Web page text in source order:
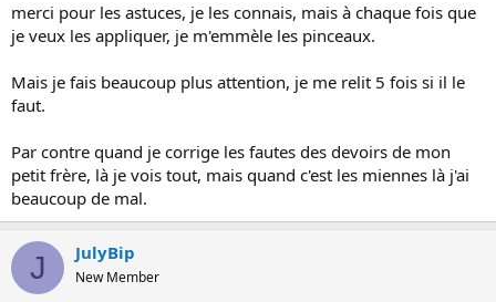
merci pour les astuces, je les connais, mais à chaque fois que
je veux les appliquer, je m'emmèle les pinceaux.
Mais je fais beaucoup plus attention, je me relit 5 fois si il le
faut.
Par contre quand je corrige les fautes des devoirs de mon
petit frère, là je vois tout, mais quand c'est les miennes là j'ai
beaucoup de mal.
J JulyBip
New Member